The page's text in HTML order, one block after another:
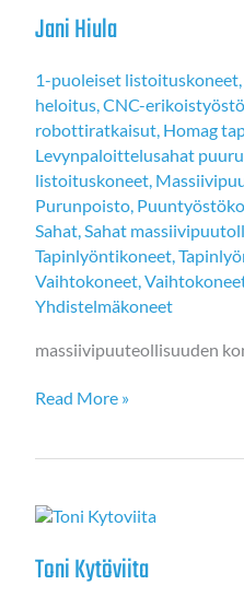
Jani Hiula
1-puoleiset listoituskoneet,
heloitus,CNC-
robottiratkaisut, Homag
Levynpaloittelusahat
listoituskoneet,
Purunpoisto,
Sahat,Sahat
Tapinlyöntikoneet,
Vaihtokoneet,
Yhdistelmäkoneet
massiivipuuteollisuuden
Jani
Read More »
Toni Kytöviita